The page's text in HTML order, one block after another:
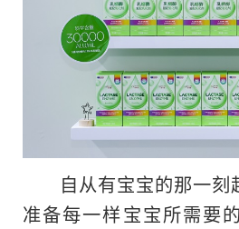
自从有宝宝的那一
准备每一样宝宝所需要